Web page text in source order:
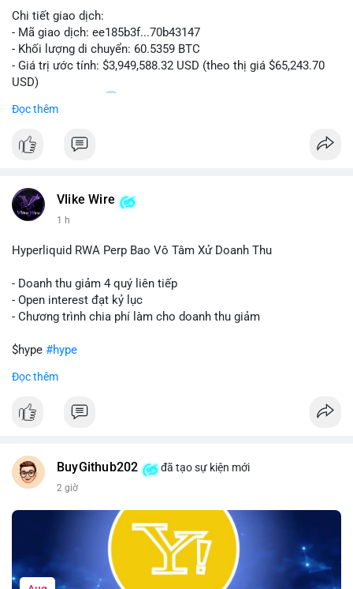
Chi tiết giao dịch:
- Mã giao dịch: ee185b3f...70b43147
- Khối lượng di chuyển: 60.5359 BTC
- Giá trị ước tính: $3,949,588.32 USD (theo thị giá $65,243.70
USD)
- Thời gian: 15:20
Nhận định phân tích:
Khối lượng 60.5 BTC trị giá gần 4 triệu USD được di chuyển
thanh khoản trước khi đẩy giá. Nếu số BTC này được gửi lên
sàn tập trung, áp lực bán tiềm năng sẽ gia tăng. Ngược lại, nếu
củng cố niềm tin cho xu hướng tăng.
Lời khuyên:
Nhà đầu tư nên theo dõi sát dòng tiền tiếp theo từ địa chỉ này.
Nếu BTC được nạp thêm lên sàn, cần thận trọng với nhịp điều
nắm giữ vị thế hiện tại.
#60btc #dongtiencavoi
Đọc thêm
Vlike Wire
1 h
Hyperliquid RWA Perp Bao Vô Tâm Xử Doanh Thu
- Doanh thu giảm 4 quý liên tiếp
- Open interest đạt kỷ lục
- Chương trình chia phí làm cho doanh thu giảm
$hype #hype
#vlikevn
📰 Nguồn: CoinDesk
Đọc thêm
BuyGithub202 đã tạo sự kiện mới
2 giờ